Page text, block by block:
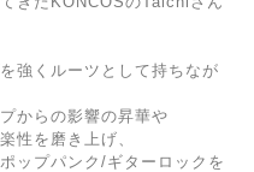
強くルーツとして持ちなが
からの影響の昇華や
性を磨き上げ、
ップパンク/ギターロックを